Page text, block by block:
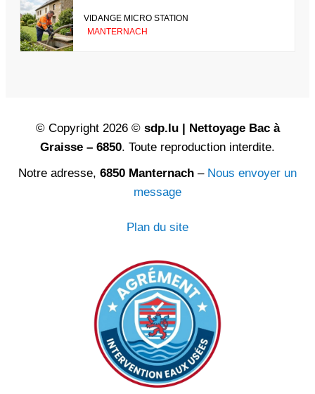
VIDANGE MICRO STATION
MANTERNACH
© Copyright 2026 © sdp.lu | Nettoyage Bac à
Graisse – 6850. Toute reproduction interdite.
Notre adresse, 6850 Manternach – Nous envoyer un
message
Plan du site